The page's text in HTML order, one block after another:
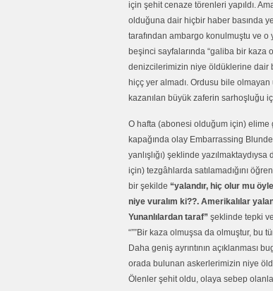
için şehit cenaze törenleri yapıldı.
olduğuna dair hiçbir haber basında
tarafından ambargo konulmuştu ve o
beşinci sayfalarında “galiba bir kaza
denizcilerimizin niye öldüklerine dair
hiçç yer almadı. Ordusu bile olmayan
kazanılan büyük zaferin sarhoşluğu
O hafta (abonesi olduğum için)
kapağında olay Embarrassing
yanlışlığı) şeklinde
için) tezgâhlarda satılamadığını
bir şekilde “yalandır, hiç olur mu
niye vuralım ki??. Amerikalılar
Yunanlılardan taraf” şeklinde tepki
“””Bir kaza olmuşsa da olmuştur, bu
Daha geniş ayrıntının açıklanması
orada bulunan askerlerimizin niye
Ölenler şehit oldu, olaya sebep